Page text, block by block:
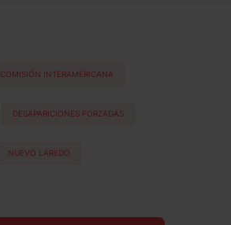
COMISIÓN INTERAMERICANA
DESAPARICIONES FORZADAS
NUEVO LAREDO